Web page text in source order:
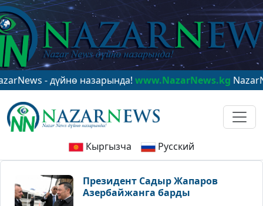
- дүйнө назарында!www.NazarNews.kgNazarNews - в
Кыргызча Русский
Президент Садыр Жапаров
Азербайжанга барды